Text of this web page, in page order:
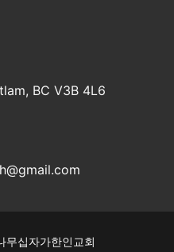
BC V3B 4L6
십자가한인교회